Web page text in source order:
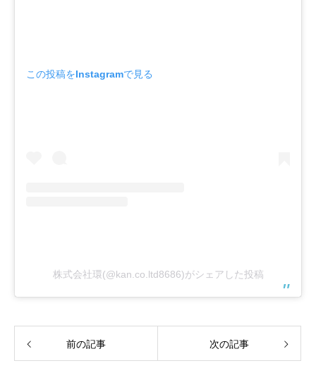
この投稿をInstagramで見る
株式会社環(@kan.co.ltd8686)がシェアした投稿
前の記事 次の記事